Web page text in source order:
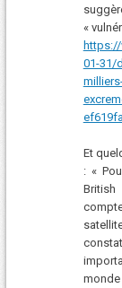
«
01-31/
Et
: «
British